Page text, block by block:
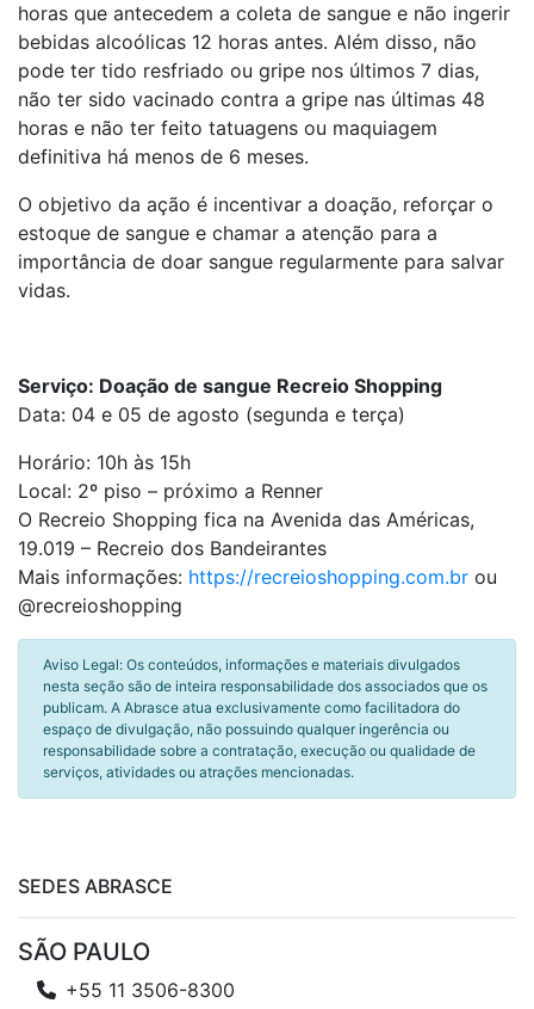
horas que antecedem a coleta de sangue e não ingerir
bebidas alcoólicas 12 horas antes. Além disso, não
pode ter tido resfriado ou gripe nos últimos 7 dias,
não ter sido vacinado contra a gripe nas últimas 48
horas e não ter feito tatuagens ou maquiagem
definitiva há menos de 6 meses.
O objetivo da ação é incentivar a doação, reforçar o
estoque de sangue e chamar a atenção para a
importância de doar sangue regularmente para salvar
vidas.
Serviço: Doação de sangue Recreio Shopping
Data: 04 e 05 de agosto (segunda e terça)
Horário: 10h às 15h
Local: 2º piso – próximo a Renner
O Recreio Shopping fica na Avenida das Américas,
19.019 – Recreio dos Bandeirantes
Mais informações: https://recreioshopping.com.br ou
@recreioshopping
Aviso Legal: Os conteúdos, informações e materiais divulgados
nesta seção são de inteira responsabilidade dos associados que os
publicam. A Abrasce atua exclusivamente como facilitadora do
espaço de divulgação, não possuindo qualquer ingerência ou
responsabilidade sobre a contratação, execução ou qualidade de
serviços, atividades ou atrações mencionadas.
SEDES ABRASCE
SÃO PAULO
+55 11 3506-8300